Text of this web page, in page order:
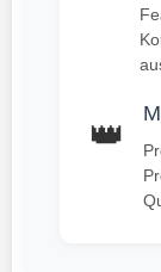
👑